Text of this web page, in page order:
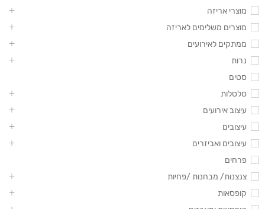
מוצרי אריזה
מוצרים משלימים לאריזה
ממתקים לאירועים
נרות
סטים
סלסלות
עיצוב אירועים
עיצובים
עיצובים ואביזרים
פרחים
צנצנות/ מבחנות /פחיות
קופסאות